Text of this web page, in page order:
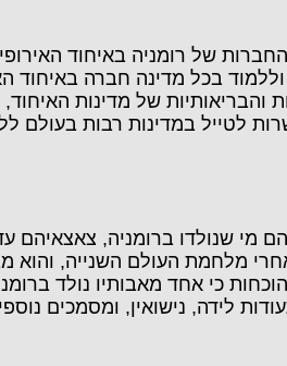
של רומניה באיחוד
בכל מדינה חברה באיחוד
של מדינות האיחוד,
לטייל במדינות רבות בעולם
מי שנולדו ברומניה, צאצאיהם
מלחמת העולם השנייה, והוא
כי אחד מאבותיו נולד
לידה, נישואין, ומסמכים